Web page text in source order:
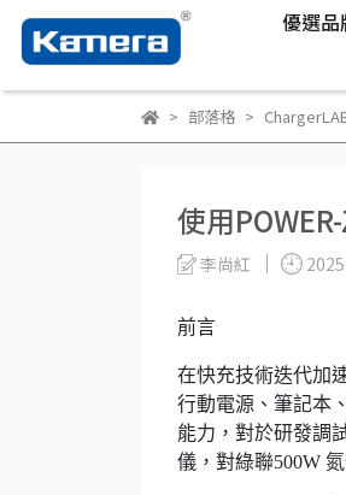
優選
部落格
使用
李尚紅
前言
在快充技術迭代加
行動電源、筆記本
能力，對於研發調
儀，對綠聯500W